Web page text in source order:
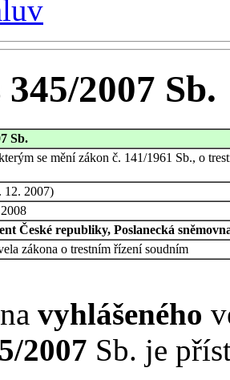
2007 Sb.
Sb.
se mění zákon č. 141/1961 Sb., o
12. 2007)
České republiky, Poslanecká
zákona o trestním řízení soudním
vyhlášeného
2007 Sb. je